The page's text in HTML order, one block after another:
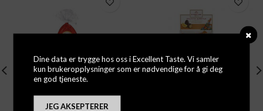
Dine data er trygge hos oss i Excellent Taste. Vi samler
kun brukeropplysninger som er nødvendige for å gi deg
en god tjeneste.
JEG AKSEPTERER